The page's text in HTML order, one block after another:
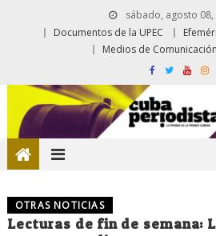
sábado, agosto 08,
Documentos de la UPEC
Medios de
OTRAS NOTICIAS
Lecturas de fin de semana: